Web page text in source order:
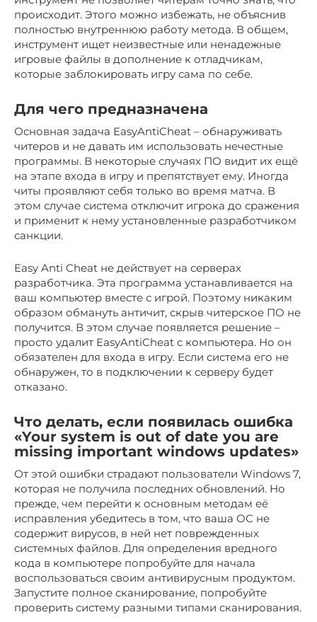
происходит. Этого можно избежать, не объяснив
полностью внутреннюю работу метода. В общем,
инструмент ищет неизвестные или ненадежные
игровые файлы в дополнение к отладчикам,
которые заблокировать игру сама по себе.
Для чего предназначена
Основная задача EasyAntiCheat – обнаруживать
читеров и не давать им использовать нечестные
программы. В некоторые случаях ПО видит их ещё
на этапе входа в игру и препятствует ему. Иногда
читы проявляют себя только во время матча. В
этом случае система отключит игрока до сражения
и применит к нему установленные разработчиком
санкции.
Easy Anti Cheat не действует на серверах
разработчика. Эта программа устанавливается на
ваш компьютер вместе с игрой. Поэтому никаким
образом обмануть античит, скрыв читерское ПО не
получится. В этом случае появляется решение –
просто удалит EasyAntiCheat с компьютера. Но он
обязателен для входа в игру. Если система его не
обнаружен, то в подключении к серверу будет
отказано.
Что делать, если появилась ошибка
«Your system is out of date you are
missing important windows updates»
От этой ошибки страдают пользователи Windows 7,
которая не получила последних обновлений. Но
прежде, чем перейти к основным методам её
исправления убедитесь в том, что ваша ОС не
содержит вирусов, в ней нет поврежденных
системных файлов. Для определения вредного
кода в компьютере попробуйте для начала
воспользоваться своим антивирусным продуктом.
Запустите полное сканирование, попробуйте
проверить систему разными типами сканирования.